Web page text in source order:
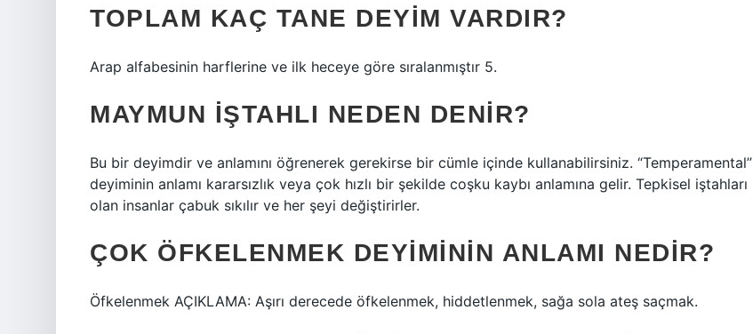
TOPLAM KAÇ TANE DEYIM VARDIR?
Arap alfabesinin harflerine ve ilk heceye göre sıralanmıştır 5.
MAYMUN IŞTAHLI NEDEN DENIR?
Bu bir deyimdir ve anlamını öğrenerek gerekirse bir cümle içinde kullanabilirsiniz. “Temperamental”
deyiminin anlamı kararsızlık veya çok hızlı bir şekilde coşku kaybı anlamına gelir. Tepkisel iştahları
olan insanlar çabuk sıkılır ve her şeyi değiştirirler.
ÇOK ÖFKELENMEK DEYIMININ ANLAMI NEDIR?
Öfkelenmek AÇIKLAMA: Aşırı derecede öfkelenmek, hiddetlenmek, sağa sola ateş saçmak.